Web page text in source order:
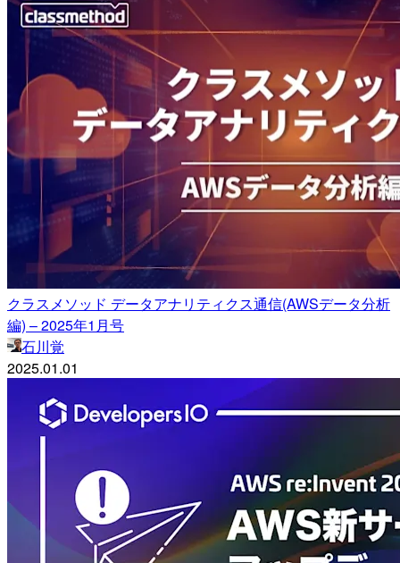
クラスメソッド データアナリティクス通信(AWSデータ分析
編) – 2025年1月号
石川覚
2025.01.01